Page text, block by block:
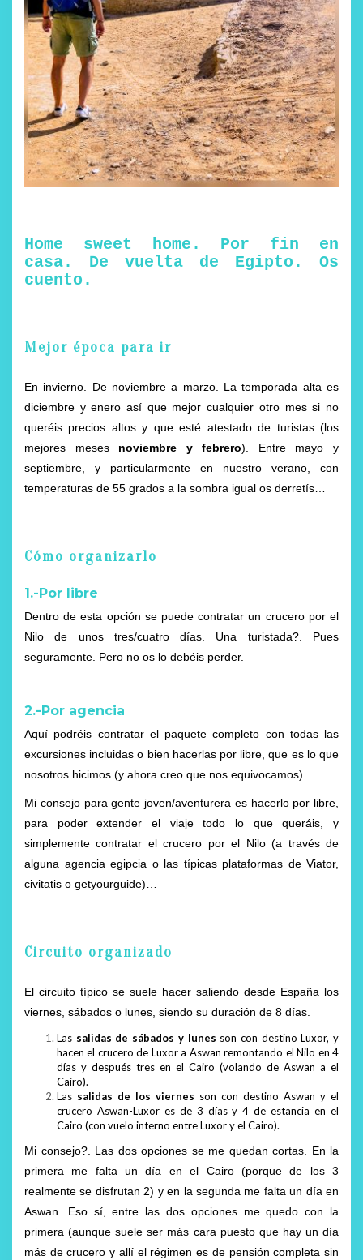
Home sweet home. Por fin en
casa. De vuelta de Egipto. Os
cuento.
Mejor época para ir
En invierno. De noviembre a marzo. La temporada alta es
diciembre y enero así que mejor cualquier otro mes si no
queréis precios altos y que esté atestado de turistas (los
mejores meses noviembre y febrero). Entre mayo y
septiembre, y particularmente en nuestro verano, con
temperaturas de 55 grados a la sombra igual os derretís…
Cómo organizarlo
1.-Por libre
Dentro de esta opción se puede contratar un crucero por el
Nilo de unos tres/cuatro días. Una turistada?. Pues
seguramente. Pero no os lo debéis perder.
2.-Por agencia
Aquí podréis contratar el paquete completo con todas las
excursiones incluidas o bien hacerlas por libre, que es lo que
nosotros hicimos (y ahora creo que nos equivocamos).
Mi consejo para gente joven/aventurera es hacerlo por libre,
para poder extender el viaje todo lo que queráis, y
simplemente contratar el crucero por el Nilo (a través de
alguna agencia egipcia o las típicas plataformas de Viator,
civitatis o getyourguide)…
Circuito organizado
El circuito típico se suele hacer saliendo desde España los
viernes, sábados o lunes, siendo su duración de 8 días.
Las salidas de sábados y lunes son con destino Luxor, y
hacen el crucero de Luxor a Aswan remontando el Nilo en 4
días y después tres en el Cairo (volando de Aswan a el
Cairo).
Las salidas de los viernes son con destino Aswan y el
crucero Aswan-Luxor es de 3 días y 4 de estancia en el
Cairo (con vuelo interno entre Luxor y el Cairo).
Mi consejo?. Las dos opciones se me quedan cortas. En la
primera me falta un día en el Cairo (porque de los 3
realmente se disfrutan 2) y en la segunda me falta un día en
Aswan. Eso sí, entre las dos opciones me quedo con la
primera (aunque suele ser más cara puesto que hay un día
más de crucero y allí el régimen es de pensión completa sin